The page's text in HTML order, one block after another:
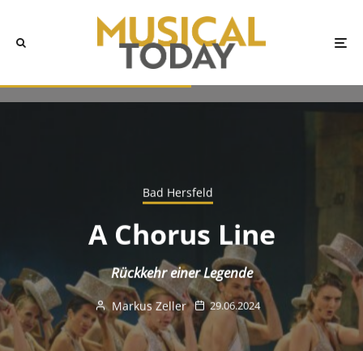
Bad Hersfeld
A Chorus Line
Rückkehr einer Legende
Markus Zeller 29.06.2024